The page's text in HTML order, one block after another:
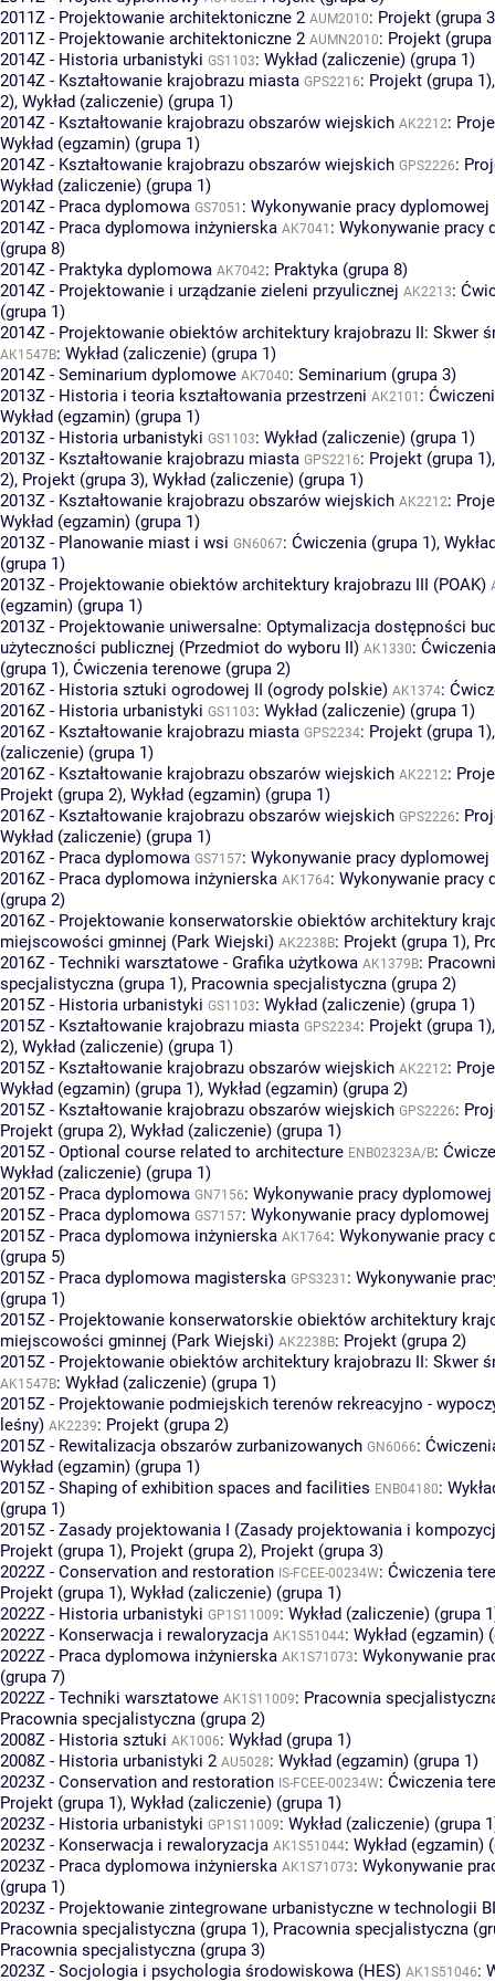
2011Z - Projektowanie architektoniczne 2 AUM2010: Projekt (grupa
2011Z - Projektowanie architektoniczne 2 AUMN2010: Projekt (grupa
2014Z - Historia urbanistyki GS1103: Wykład (zaliczenie) (grupa 1)
2014Z - Kształtowanie krajobrazu miasta GPS2216: Projekt (grupa 1)
2), Wykład (zaliczenie) (grupa 1)
2014Z - Kształtowanie krajobrazu obszarów wiejskich AK2212:
Wykład (egzamin) (grupa 1)
2014Z - Kształtowanie krajobrazu obszarów wiejskich GPS2226:
Wykład (zaliczenie) (grupa 1)
2014Z - Praca dyplomowa GS7051 : Wykonywanie pracy dyplomowej
2014Z - Praca dyplomowa inżynierska AK7041 : Wykonywanie pracy
(grupa 8)
2014Z - Praktyka dyplomowa AK7042: Praktyka (grupa 8)
2014Z - Projektowanie i urządzanie zieleni przyulicznej AK2213:
(grupa 1)
2014Z - Projektowanie obiektów architektury krajobrazu II: Skwer
AK1547B: Wykład (zaliczenie) (grupa 1)
2014Z - Seminarium dyplomowe AK7040: Seminarium (grupa 3)
2013Z - Historia i teoria kształtowania przestrzeni AK2101 :
Wykład (egzamin) (grupa 1)
2013Z - Historia urbanistyki GS1103: Wykład (zaliczenie) (grupa 1)
2013Z - Kształtowanie krajobrazu miasta GPS2216: Projekt (grupa 1)
2), Projekt (grupa 3), Wykład (zaliczenie) (grupa 1)
2013Z - Kształtowanie krajobrazu obszarów wiejskich AK2212:
Wykład (egzamin) (grupa 1)
2013Z - Planowanie miast i wsi GN6067: Ćwiczenia (grupa 1),
(grupa 1)
2013Z - Projektowanie obiektów architektury krajobrazu III (POAK)
(egzamin) (grupa 1)
2013Z - Projektowanie uniwersalne: Optymalizacja dostępności
użyteczności publicznej (Przedmiot do wyboru II) AK1330:
(grupa 1), Ćwiczenia terenowe (grupa 2)
2016Z - Historia sztuki ogrodowej II (ogrody polskie) AK1374:
2016Z - Historia urbanistyki GS1103: Wykład (zaliczenie) (grupa 1)
2016Z - Kształtowanie krajobrazu miasta GPS2234: Projekt (grupa 1)
(zaliczenie) (grupa 1)
2016Z - Kształtowanie krajobrazu obszarów wiejskich AK2212:
Projekt (grupa 2), Wykład (egzamin) (grupa 1)
2016Z - Kształtowanie krajobrazu obszarów wiejskich GPS2226:
Wykład (zaliczenie) (grupa 1)
2016Z - Praca dyplomowa GS7157: Wykonywanie pracy dyplomowej
2016Z - Praca dyplomowa inżynierska AK1764: Wykonywanie pracy
(grupa 2)
2016Z - Projektowanie konserwatorskie obiektów architektury
miejscowości gminnej (Park Wiejski) AK2238B: Projekt (grupa 1),
2016Z - Techniki warsztatowe - Grafika użytkowa AK1379B:
specjalistyczna (grupa 1), Pracownia specjalistyczna (grupa 2)
2015Z - Historia urbanistyki GS1103: Wykład (zaliczenie) (grupa 1)
2015Z - Kształtowanie krajobrazu miasta GPS2234: Projekt (grupa 1)
2), Wykład (zaliczenie) (grupa 1)
2015Z - Kształtowanie krajobrazu obszarów wiejskich AK2212:
Wykład (egzamin) (grupa 1), Wykład (egzamin) (grupa 2)
2015Z - Kształtowanie krajobrazu obszarów wiejskich GPS2226:
Projekt (grupa 2), Wykład (zaliczenie) (grupa 1)
2015Z - Optional course related to architecture ENB02323A/B:
Wykład (zaliczenie) (grupa 1)
2015Z - Praca dyplomowa GN7156: Wykonywanie pracy dyplomowej
2015Z - Praca dyplomowa GS7157: Wykonywanie pracy dyplomowej
2015Z - Praca dyplomowa inżynierska AK1764: Wykonywanie pracy
(grupa 5)
2015Z - Praca dyplomowa magisterska GPS3231 : Wykonywanie
(grupa 1)
2015Z - Projektowanie konserwatorskie obiektów architektury
miejscowości gminnej (Park Wiejski) AK2238B: Projekt (grupa 2)
2015Z - Projektowanie obiektów architektury krajobrazu II: Skwer
AK1547B: Wykład (zaliczenie) (grupa 1)
2015Z - Projektowanie podmiejskich terenów rekreacyjno -
leśny) AK2239: Projekt (grupa 2)
2015Z - Rewitalizacja obszarów zurbanizowanych GN6066:
Wykład (egzamin) (grupa 1)
2015Z - Shaping of exhibition spaces and facilities ENB04180:
(grupa 1)
2015Z - Zasady projektowania I (Zasady projektowania i
Projekt (grupa 1), Projekt (grupa 2), Projekt (grupa 3)
2022Z - Conservation and restoration IS-FCEE-00234W: Ćwiczenia
Projekt (grupa 1), Wykład (zaliczenie) (grupa 1)
2022Z - Historia urbanistyki GP1S11009: Wykład (zaliczenie) (grupa
2022Z - Konserwacja i rewaloryzacja AK1S51044: Wykład (egzamin)
2022Z - Praca dyplomowa inżynierska AK1S71073: Wykonywanie
(grupa 7)
2022Z - Techniki warsztatowe AK1S11009: Pracownia
Pracownia specjalistyczna (grupa 2)
2008Z - Historia sztuki AK1006: Wykład (grupa 1)
2008Z - Historia urbanistyki 2 AU5028: Wykład (egzamin) (grupa 1)
2023Z - Conservation and restoration IS-FCEE-00234W: Ćwiczenia
Projekt (grupa 1), Wykład (zaliczenie) (grupa 1)
2023Z - Historia urbanistyki GP1S11009: Wykład (zaliczenie) (grupa
2023Z - Konserwacja i rewaloryzacja AK1S51044: Wykład (egzamin)
2023Z - Praca dyplomowa inżynierska AK1S71073: Wykonywanie
(grupa 1)
2023Z - Projektowanie zintegrowane urbanistyczne w technologii
Pracownia specjalistyczna (grupa 1), Pracownia specjalistyczna
Pracownia specjalistyczna (grupa 3)
2023Z - Socjologia i psychologia środowiskowa (HES) AK1S51046: